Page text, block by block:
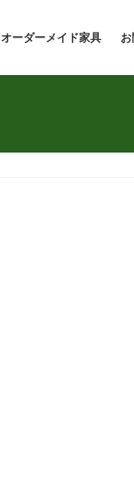
オーダーメイド家具